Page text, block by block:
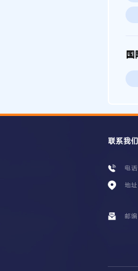
国
联系我们
电话
地址
邮编